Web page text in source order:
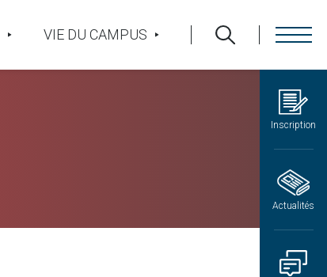
Inscription
Actualités
VIE DU CAMPUS